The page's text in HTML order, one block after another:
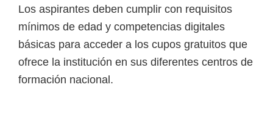
i
c
o
s
y
Los aspirantes deben cumplir con requisitos
mínimos de edad y competencias digitales
básicas para acceder a los cupos gratuitos que
ofrece la institución en sus diferentes centros de
formación nacional.